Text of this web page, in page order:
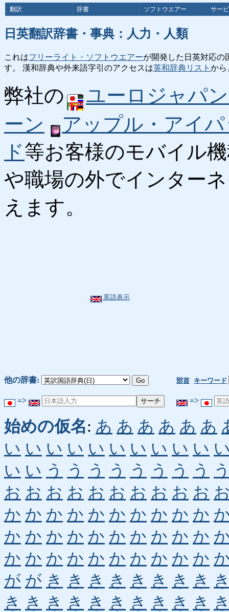
翻訳 辞書 ソフトウエアー サー
日英翻訳辞書・事典：人力・人類
これはフリーライト・ソフトウエアーが開発した日英対応の
す。 漢和辞典や外来語字引のアクセスは英和辞典リスト から
弊社の
ユーロジャパ
ーン
アップル・アイ
ド等お客様のモバイル
や職場の外でインター
えます。
英語表示
他の辞書: 部首 キーワード
=> =>
始めの仮名: あ あ あ あ あ あ
い い い い い い い い い い
い い う う う う う う う う
お お お お お お お お お お
か か か か か か か か か か
か か か か か か か か か か
か か か か か か か か か か
が が き き き き き き き き
き き き き き き き き き き